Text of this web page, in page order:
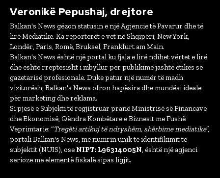
Veronikë Pepushaj, drejtore
Balkan's News gëzon statusin e një Agjencie të Pavarur dhe të
lirë Mediatike. Ka reporterët e vet në Shqipëri, New York,
Londër, Paris, Romë, Bruksel, Frankfurt am Main.
Balkan's News është një portal ku fjala e lirë ndihet vërtet e lirë
dhe është rreptësisht i mbyllur për publikime jashtë etikës së
gazetarisë profesionale. Duke patur një numër të madh
vizitorësh, Balkan's News ofron hapësira dhe mundësi ideale
për marketing dhe reklama.
Si pjesë e Subjekti të regjistruar pranë Ministrisë së Financave
dhe Ekonomisë, Qëndra Kombëtare e Biznesit me Fushë
Veprimtarie: “Tregëti artikuj të ndryshëm, shërbime mediatike”,
portali Balkan's News, me numrin unik të identifikimit të
subjektit (NUIS), ose NIPT: L96314005N, është një agjenci
serioze me elementë fiskalë sipas ligjit.